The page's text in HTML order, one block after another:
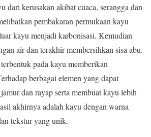
dari kerusakan akibat cuaca, serangga dan
pembakaran permukaan kayu
kayu menjadi karbonisasi. Kemudian
air dan terakhir membersihkan sisa abu.
pada kayu memberikan
berbagai elemen yang dapat
dan rayap serta membuat kayu lebih
akhirnya adalah kayu dengan warna
tekstur yang unik.